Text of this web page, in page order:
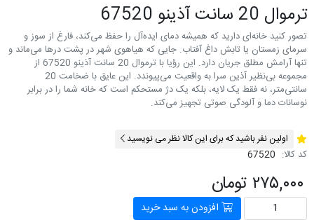
ترموال 20 سانت آذینو 67520
تصور کنید خانه‌ای دارید که همیشه دمای ایده‌آل را حفظ می‌کند، فارغ از سوز و
سرمای زمستان یا تابش داغ آفتاب. جایی که هیاهوی شهر در پشت درها می‌ماند و
تنها آرامش مطلق جریان دارد. این رؤیا با ترموال 20 سانت آذینو 67520 از
مجموعه بی‌نظیر آذین سرا به واقعیت می‌پیوندد. این عایق با ضخامت 20
سانتی‌متر، نه فقط یک لایه، بلکه یک دژ مستحکم است که خانه شما را در برابر
نوسانات دما و آلودگی صوتی تجهیز می‌کند.
اولین نفر باشید که برای این کالا نظر می نویسید
کد کالا: 67520
۲۷۵,۰۰۰ تومان
افزودن به سبد خرید